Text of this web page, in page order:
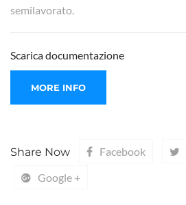
semilavorato.
Scarica documentazione
Share Now Facebook
Google +